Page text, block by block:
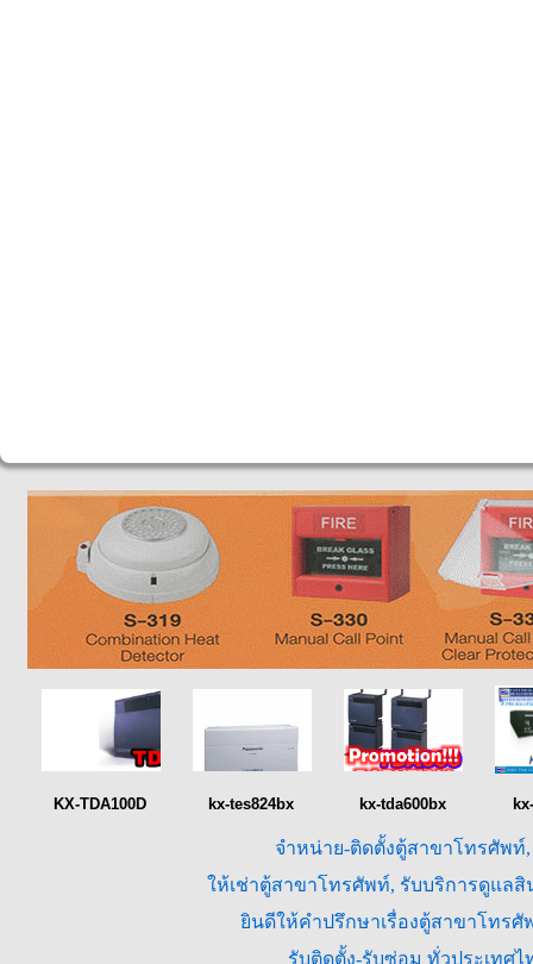
KX-TDA100D kx-tes824bx kx-tda600bx
จำหน่าย-ติดตั้งตู้สาขาโทรศัพ
ให้เช่าตู้สาขาโทรศัพท์, รับบริการดูแล
ยินดีให้คำปรึกษาเรื่องตู้สาขาโทร
รับติดตั้ง-รับซ่อม ทั่วประเทศ